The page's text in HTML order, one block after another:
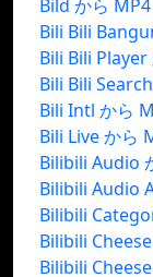
Bild から
Bili Bili
Bili Bili
Bili Bili
Bili Intl から
Bili Live から
Bilibili Audio
Bilibili Audio
Bilibili
Bilibili
Bilibili